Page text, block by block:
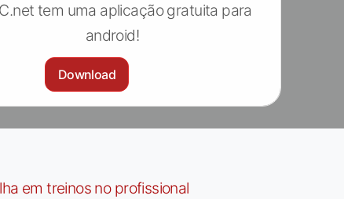
tem uma aplicação gratuita para
android!
Download
em treinos no profissional